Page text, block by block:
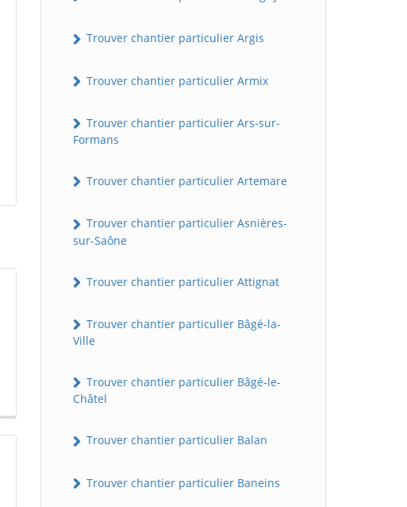
Trouver chantier particulier Argis
Trouver chantier particulier Armix
Trouver chantier particulier Ars-sur-
Formans
Trouver chantier particulier Artemare
Trouver chantier particulier Asnières-
sur-Saône
Trouver chantier particulier Attignat
Trouver chantier particulier Bâgé-la-
Ville
Trouver chantier particulier Bâgé-le-
Châtel
Trouver chantier particulier Balan
Trouver chantier particulier Baneins